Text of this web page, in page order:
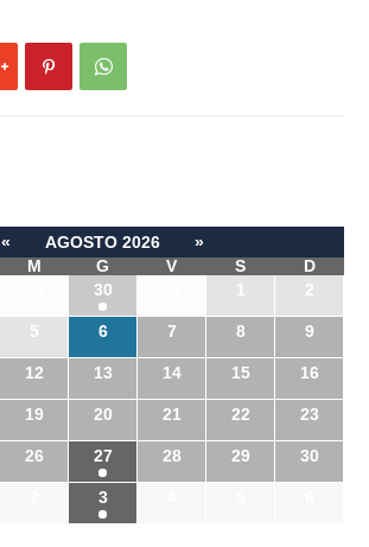
« AGOSTO 2026
»
M G V S
D
30 1 2
5 6 7 8 9
12 13 14 15 16
19 20 21 22 23
26 27 28 29 30
3